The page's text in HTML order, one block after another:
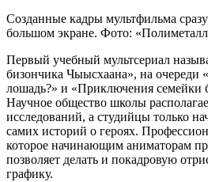
Созданные кадры мультфильма
большом экране. Фото:
Первый учебный мультсериал
бизончика Чыысхаана», на очереди
лошадь?» и «Приключения семейки
Научное общество школы
исследований, а студийцы только
самих историй о героях.
которое начинающим аниматорам
позволяет делать и покадровую
графику.